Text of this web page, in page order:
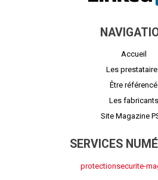
Accueil
Les
Être référencé
Les fabricants
Site Magazine
SERVICES
protectionsecurite-